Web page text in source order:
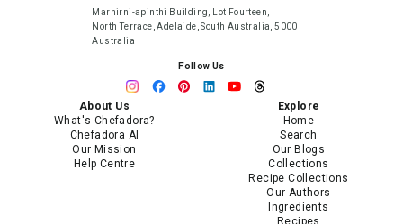
Marnirni-apinthi Building, Lot Fourteen,
North Terrace, Adelaide, South Australia, 5000
Australia
Follow Us
About Us
What's Chefadora?
Chefadora AI
Our Mission
Help Centre
Explore
Home
Search
Our Blogs
Collections
Recipe Collections
Our Authors
Ingredients
Recipes